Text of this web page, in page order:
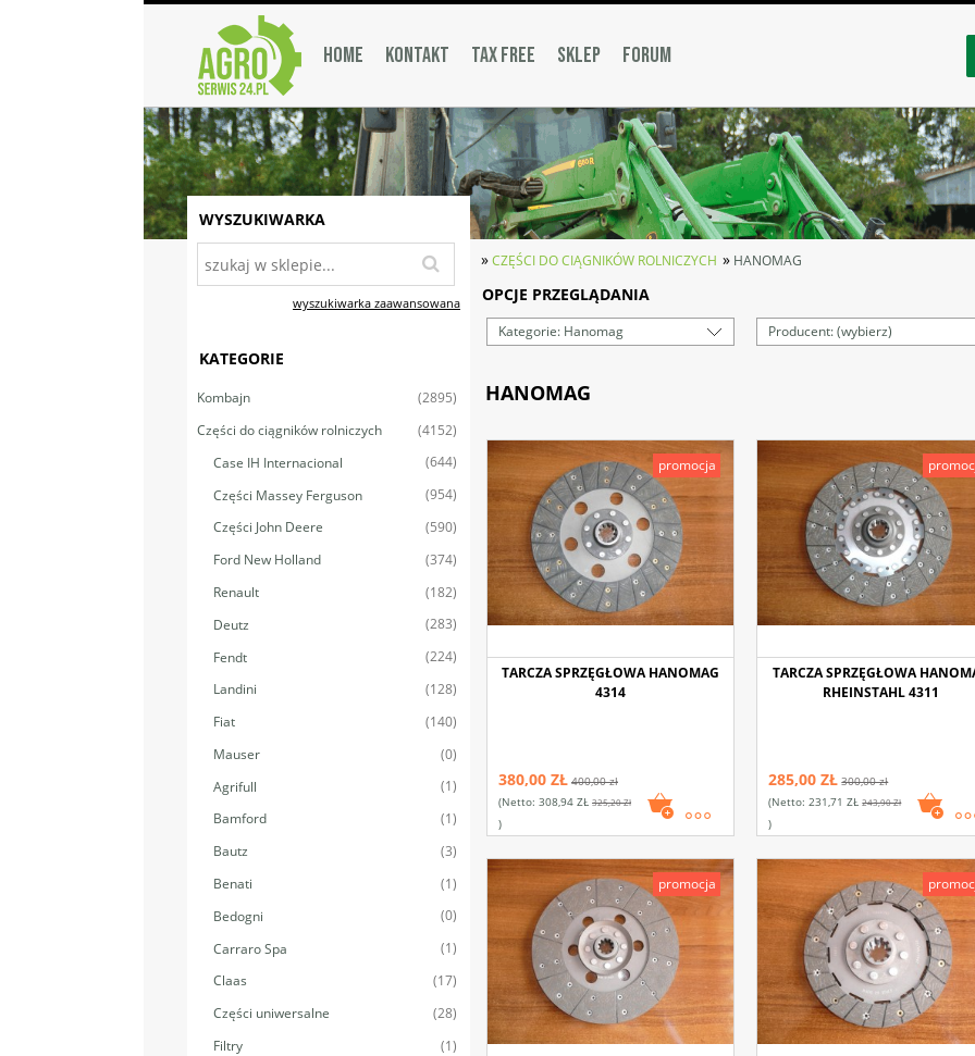
HOME KONTAKT TAX FREE SKLEP FORUM
WYSZUKIWARKA
wyszukiwarka zaawansowana
KATEGORIE
Kombajn
(2895)
Części do ciągników rolniczych
(4152)
Case IH Internacional
(644)
Części Massey Ferguson
(954)
Części John Deere
(590)
Ford New Holland
(374)
Renault
(182)
Deutz
(283)
Fendt
(224)
Landini
(128)
Fiat
(140)
Mauser
(0)
Agrifull
(1)
Bamford
(1)
Bautz
(3)
Benati
(1)
Bedogni
(0)
Carraro Spa
(1)
Claas
(17)
Części uniwersalne
(28)
Filtry
(1)
»CZĘŚCI DO CIĄGNIKÓW ROLNICZYCH » HANOMAG
OPCJE PRZEGLĄDANIA
Kategorie: Hanomag Producent: (wybierz)
HANOMAG
TARCZA SPRZĘGŁOWA HANOMAG
4314
380,00 ZŁ 400,00 zł
(netto: 308,94 ZŁ 325,20 Zł
)
promocja
TARCZA SPRZĘGŁOWA
RHEINSTAHL 4311
285,00 ZŁ 300,00 zł
(netto:231,71 ZŁ 243,90 Zł
)
promocja